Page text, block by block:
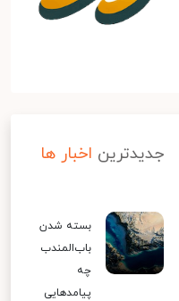
جدیدترین اخبار ها
بسته شدن
باب‌المندب
چه
پیامدهایی